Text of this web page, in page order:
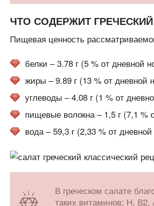
ЧТО СОДЕРЖИТ
Пищевая ценность
белки – 3.78 г (5 % от дневной
жиры – 9.89 г (13 % от дневной
углеводы – 4.08 г (1 % от
пищевые волокна – 1,5 г (7,1 %
вода – 59,3 г (2,33 % от
В греческом салате
таких витаминов: Н,